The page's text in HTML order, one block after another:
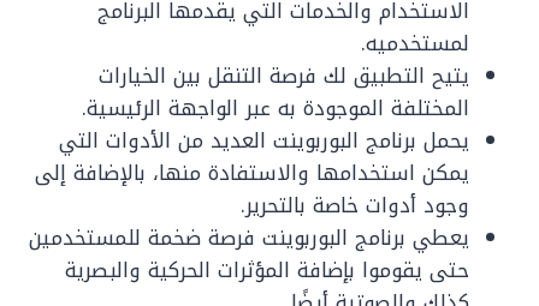
الاستخدام والخدمات التي يقدمها البرنامج
لمستخدميه.
يتيح التطبيق لك فرصة التنقل بين الخيارات
المختلفة الموجودة به عبر الواجهة الرئيسية.
يحمل برنامج البوربوينت العديد من الأدوات التي
يمكن استخدامها والاستفادة منها، بالإضافة إلى
وجود أدوات خاصة بالتحرير.
يعطي برنامج البوربوينت فرصة ضخمة للمستخدمين
حتى يقوموا بإضافة المؤثرات الحركية والبصرية